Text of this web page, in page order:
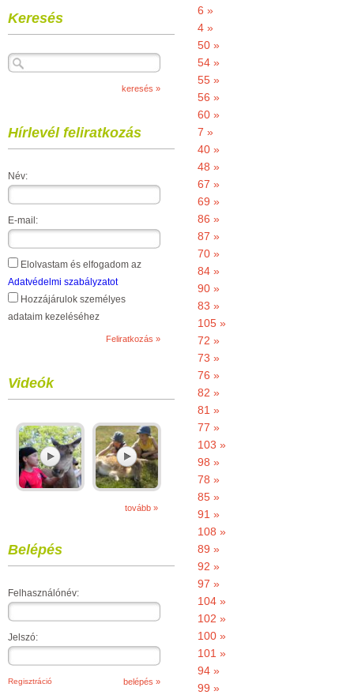
Keresés
Hírlevél feliratkozás
Név:
E-mail:
Elolvastam és elfogadom az
Adatvédelmi szabályzatot
Hozzájárulok személyes
adataim kezeléséhez
Videók
tovább »
Belépés
Felhasználónév:
Jelszó:
Regisztráció
6 »
4 »
50 »
54 »
55 »
56 »
60 »
7 »
40 »
48 »
67 »
69 »
86 »
87 »
70 »
84 »
90 »
83 »
105 »
72 »
73 »
76 »
82 »
81 »
77 »
103 »
98 »
78 »
85 »
91 »
108 »
89 »
92 »
97 »
104 »
102 »
100 »
101 »
94 »
99 »